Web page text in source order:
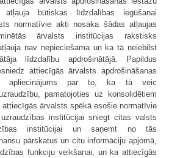
atļauja būtiskas līdzdalības iegūšanai
normatīvie akti nosaka šādas atļaujas
ārvalsts institūcijas rakstisks
nav nepieciešama un ka tā neiebilst
līdzdalību apdrošinātājā. Papildus
attiecīgās ārvalsts apdrošināšanas
apliecinājums par to, ka tā veic
pamatojoties uz konsolidētiem
ārvalsts spēkā esošie normatīvie
institūcijai sniegt citas valsts
institūcijai un saņemt no tās
pārskatus un citu informāciju apjomā,
funkciju veikšanai, un ka attiecīgās